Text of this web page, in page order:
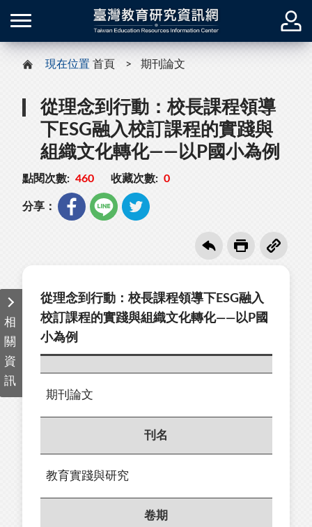
現在位置 首頁 期刊論文
從理念到行動：校長課程領導
下ESG融入校訂課程的實踐與
組織文化轉化——以P國小為例
點閱次數: 460 收藏次數: 0
分享：
相
關
資
訊
從理念到行動：校長課程領導下ESG融入
校訂課程的實踐與組織文化轉化——以P國
小為例
期刊論文
刊名
教育實踐與研究
卷期